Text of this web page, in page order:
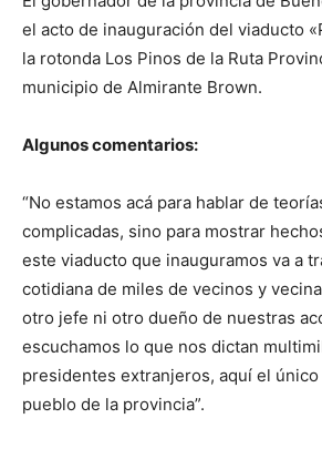
el acto de inauguración del viaducto
la rotonda Los Pinos de la Ruta
municipio de Almirante Brown.
Algunos comentarios:
“No estamos acá para hablar de
complicadas, sino para mostrar
este viaducto que inauguramos va a
cotidiana de miles de vecinos y
otro jefe ni otro dueño de nuestras
escuchamos lo que nos dictan
presidentes extranjeros, aquí el
pueblo de la provincia”.